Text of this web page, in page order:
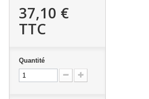
37,10 €
TTC
Quantité